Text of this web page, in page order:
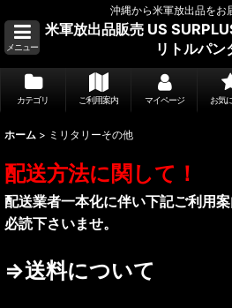
沖縄から米軍放出品をお
メニュー
米軍放出品販売 US
リトルパン
カテゴリ ご利用案内 マイページ お気
ホーム > ミリタリーその他
配送方法に関して！
配送業者一本化に伴い下記ご利用
必読下さいませ。
⇒送料について